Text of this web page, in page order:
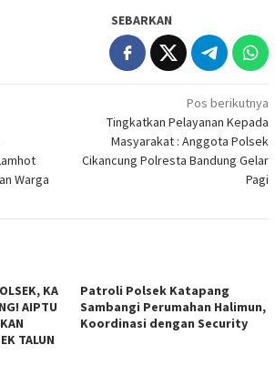
SEBARKAN
Warga
Pos berikutnya
Tingkatkan Pelayanan Kepada
Masyarakat : Anggota Polsek
Cikancung Polresta Bandung Gelar
Pagi
KA
AIPTU
TALUN
‎Patroli Polsek Katapang
Sambangi Perumahan Halimun,
Koordinasi dengan Security